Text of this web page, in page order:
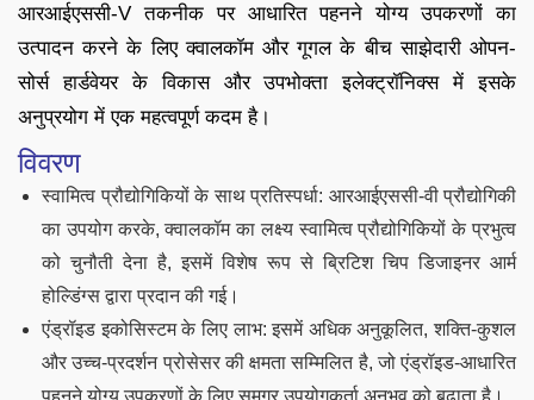
आरआईएससी-V तकनीक पर आधारित पहनने योग्य उपकरणों का
उत्पादन करने के लिए क्वालकॉम और गूगल के बीच साझेदारी ओपन-
सोर्स हार्डवेयर के विकास और उपभोक्ता इलेक्ट्रॉनिक्स में इसके
अनुप्रयोग में एक महत्वपूर्ण कदम है।
विवरण
स्वामित्व प्रौद्योगिकियों के साथ प्रतिस्पर्धा: आरआईएससी-वी प्रौद्योगिकी
का उपयोग करके, क्वालकॉम का लक्ष्य स्वामित्व प्रौद्योगिकियों के प्रभुत्व
को चुनौती देना है, इसमें विशेष रूप से ब्रिटिश चिप डिजाइनर आर्म
होल्डिंग्स द्वारा प्रदान की गई।
एंड्रॉइड इकोसिस्टम के लिए लाभ: इसमें अधिक अनुकूलित, शक्ति-कुशल
और उच्च-प्रदर्शन प्रोसेसर की क्षमता सम्मिलित है, जो एंड्रॉइड-आधारित
पहनने योग्य उपकरणों के लिए समग्र उपयोगकर्ता अनुभव को बढ़ाता है।